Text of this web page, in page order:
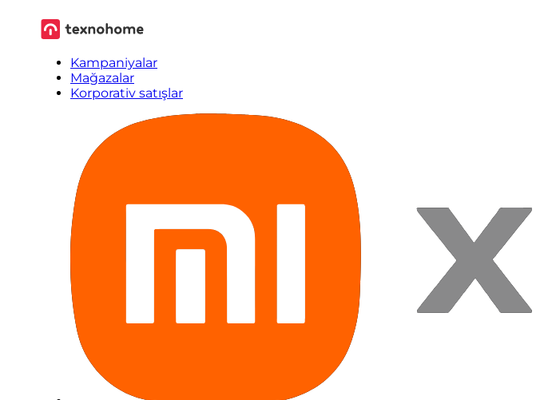
Kampaniyalar
Mağazalar
Korporativ satışlar